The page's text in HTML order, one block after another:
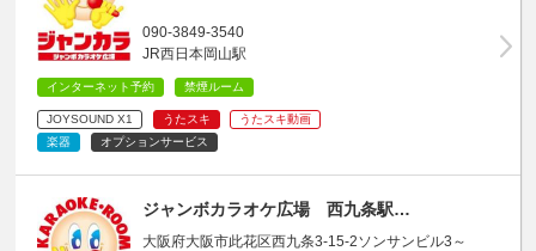
090-3849-3540
JR西日本岡山駅
インターネット予約 禁煙ルーム
JOYSOUND X1 うたスキ
うたスキ動画
楽器
オプションサービス
ジャンボカラオケ広場 西九条駅…
大阪府大阪市此花区西九条3-15-2ソンサンビル3～